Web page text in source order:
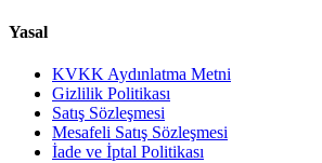
Yasal
KVKK Aydınlatma Metni
Gizlilik Politikası
Satış Sözleşmesi
Mesafeli Satış Sözleşmesi
İade ve İptal Politikası